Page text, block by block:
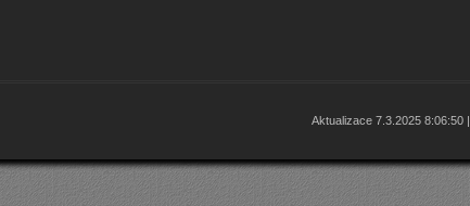
Aktualizace 7.3.2025 8:06:50 |